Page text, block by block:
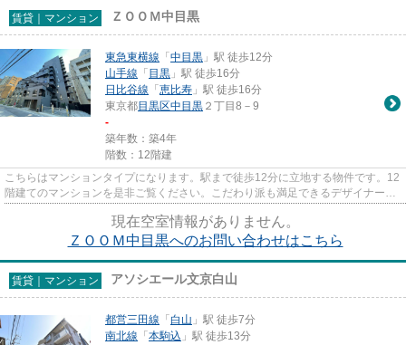
賃貸｜マンション ＺＯＯＭ中目黒
東急東横線 「 中目黒 」駅 徒歩12分
山手線 「 目黒 」駅 徒歩16分
日比谷線 「 恵比寿 」駅 徒歩16分
東京都目黒区中目黒 ２丁目8－9
-
築年数：築4年
階数：12階建
こちらはマンションタイプになります。駅まで徒歩12分に立地する物件です。12
階建てのマンションを是非ご覧ください。こだわり派も満足できるデザイナーズ
現在空室情報がありません。
ＺＯＯＭ中目黒へのお問い合わせはこちら
賃貸｜マンション アソシエール文京白山
都営三田線 「 白山 」駅 徒歩7分
南北線 「 本駒込 」駅 徒歩13分